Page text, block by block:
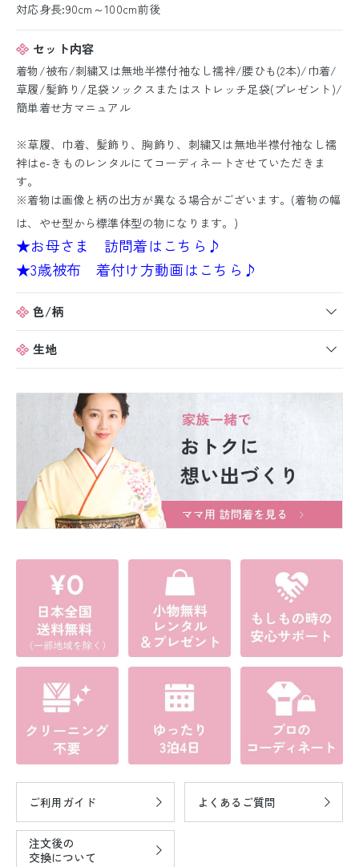
対応身長:90cm～100cm前後
セット内容
着物/被布/刺繍又は無地半襟付袖なし襦袢/腰ひも(2本)/巾着/
草履/髪飾り/足袋ソックスまたはストレッチ足袋(プレゼント)/
簡単着せ方マニュアル
※草履、巾着、髪飾り、胸飾り、刺繍又は無地半襟付袖なし襦
袢はe-きものレンタルにてコーディネートさせていただきま
す。
※着物は画像と柄の出方が異なる場合がございます。(着物の幅
は、やせ型から標準体型の物になります。)
★お母さま 訪問着はこちら♪
★3歳被布 着付け方動画はこちら♪
色/柄
生地
ご利用ガイド よくあるご質問
注文後の
交換について